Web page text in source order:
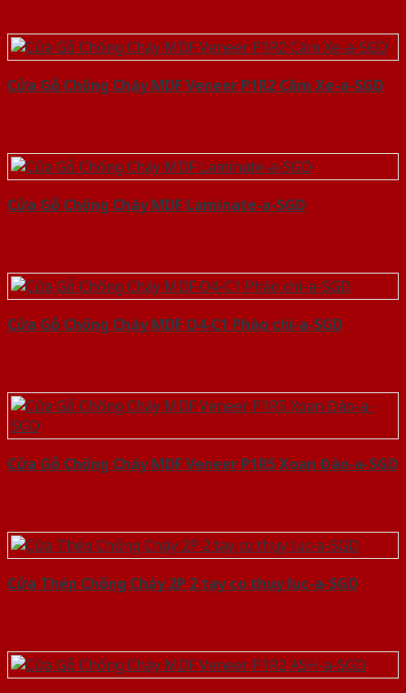
Cửa Gỗ Chống Cháy MDF Veneer P1R2 Căm Xe-a-SGD
Cửa Gỗ Chống Cháy MDF Laminate-a-SGD
Cửa Gỗ Chống Cháy MDF O4-C1 Phào chi-a-SGD
Cửa Gỗ Chống Cháy MDF Veneer P1R5 Xoan Đào-a-SGD
Cửa Thép Chống Cháy 2P 2 tay co thuy luc-a-SGD